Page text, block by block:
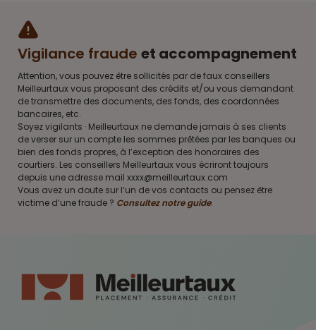
Vigilance fraude et accompagnement
Attention, vous pouvez être sollicités par de faux conseillers
Meilleurtaux vous proposant des crédits et/ou vous demandant
de transmettre des documents, des fonds, des coordonnées
bancaires, etc.
Soyez vigilants · Meilleurtaux ne demande jamais à ses clients
de verser sur un compte les sommes prêtées par les banques ou
bien des fonds propres, à l’exception des honoraires des
courtiers. Les conseillers Meilleurtaux vous écriront toujours
depuis une adresse mail xxxx@meilleurtaux.com
Vous avez un doute sur l’un de vos contacts ou pensez être
victime d’une fraude ? Consultez notre guide.